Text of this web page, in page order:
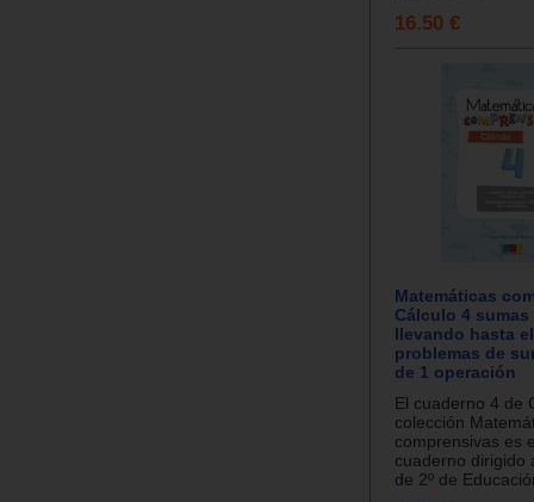
16.50 €
Matemáticas
Cálculo 4
llevando hasta
problemas de
de 1 operación
El cuaderno 4 de
colección
comprensivas es
cuaderno dirigido
de 2º de